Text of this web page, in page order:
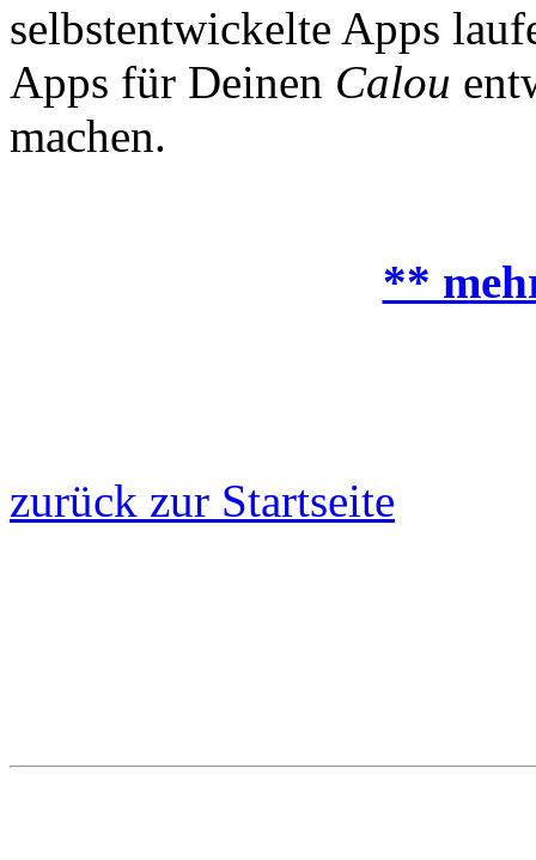
selbstentwickelte Apps
Apps für Deinen Calou
machen.
**
zurück zur Startseite